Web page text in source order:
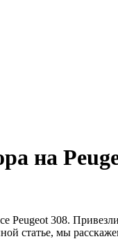
на
Peugeot 308.
статье, мы